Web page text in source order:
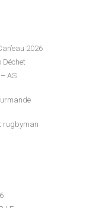
2026
Déchet
AS
rugbyman